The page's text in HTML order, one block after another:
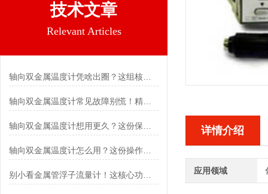
技术文章
Relevant Articles
轴向双金属温度计凭啥出圈？这组核心特点给出了答案
轴向双金属温度计常见故障别慌！精准定位，轻松搞定难题
轴向双金属温度计怎么用？这份操作指南，新手也能快速拿捏！
详情介绍
应用领域